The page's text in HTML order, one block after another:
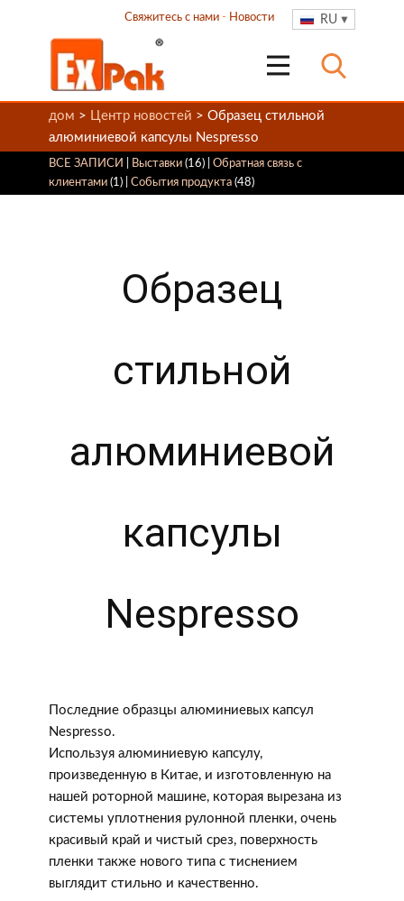
RU
Свяжитесь с нами - Новости
дом > Центр новостей > Образец стильной
алюминиевой капсулы Nespresso
ВСЕ ЗАПИСИ Выставки (16) | Обратная связь с
клиентами (1) | События продукта (48)
Образец
стильной
алюминиевой
капсулы
Nespresso
Последние образцы алюминиевых капсул
Nespresso.
Используя алюминиевую капсулу,
произведенную в Китае, и изготовленную на
нашей роторной машине, которая вырезана из
системы уплотнения рулонной пленки, очень
красивый край и чистый срез, поверхность
пленки также нового типа с тиснением
выглядит стильно и качественно.